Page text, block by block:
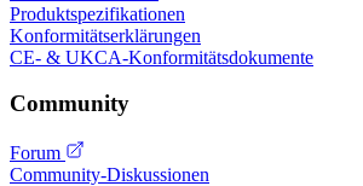
Produktspezifikationen
Konformitätserklärungen
CE- & UKCA-Konformitätsdokumente
Community
Forum
Community-Diskussionen